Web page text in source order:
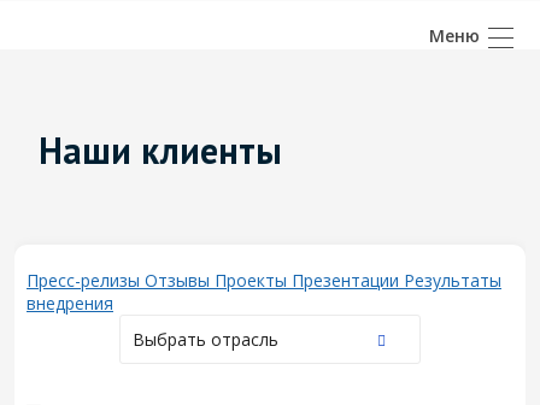
Наши клиенты
Пресс-релизы Отзывы Проекты Презентации Результаты
внедрения
Выбрать отрасль